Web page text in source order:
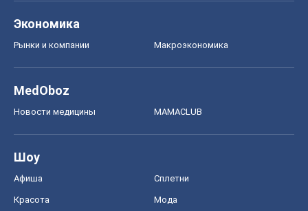
Экономика
Рынки и компании Mакроэкономика
MedOboz
Новости медицины MAMACLUB
Шоу
Афиша Сплетни
Красота Мода